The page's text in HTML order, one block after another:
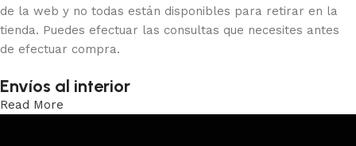
de la web y no todas están disponibles para retirar en la
tienda. Puedes efectuar las consultas que necesites antes
de efectuar compra.
Envíos al interior
Read More